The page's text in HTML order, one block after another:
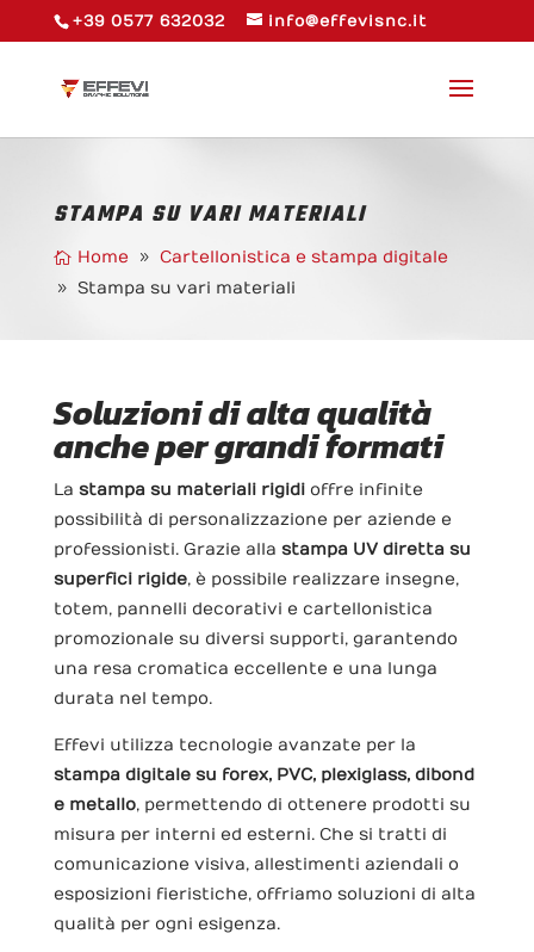
+39 0577 632032 info@effevisnc.it
STAMPA SU VARI MATERIALI
Home
Cartellonistica e stampa digitale
Stampa su vari materiali
Soluzioni di alta qualità
anche per grandi formati
La stampa su materiali rigidioffre infinite
possibilità di personalizzazione per aziende e
professionisti. Grazie alla stampa UV diretta su
superfici rigide, è possibile realizzare insegne,
totem, pannelli decorativi e cartellonistica
promozionale su diversi supporti, garantendo
una resa cromatica eccellente e una lunga
durata nel tempo.
Effevi utilizza tecnologie avanzate per la
stampa digitale su forex, PVC, plexiglass, dibond
e metallo, permettendo di ottenere prodotti su
misura per interni ed esterni. Che si tratti di
comunicazione visiva, allestimenti aziendali o
esposizioni fieristiche, offriamo soluzioni di alta
qualità per ogni esigenza.